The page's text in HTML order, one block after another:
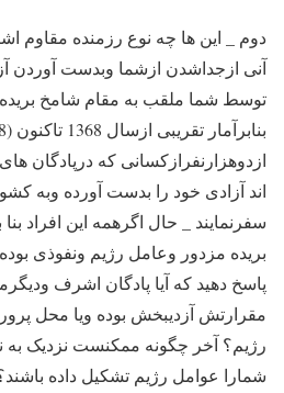
دوم _ این ها چه نوع رزمنده مقاوم
آنی ازجداشدن ازشما وبدست
توسط شما ملقب به مقام شامخ بریده
ازدوهزارنفرازکسانی که درپادگان
اند آزادی خود را بدست آورده وبه
سفرنمایند _ حال اگرهمه این افراد
بریده مزدور وعامل رژیم ونفوذی
پاسخ دهید که آیا پادگان اشرف
مقرارتش آزدیبخش بوده ویا محل
رژیم؟ آخر چگونه ممکنست نزدیک به
شمارا عوامل رژیم تشکیل داده